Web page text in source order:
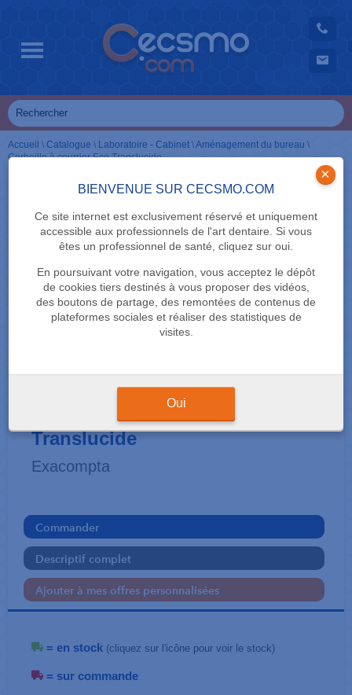
BIENVENUE SUR CECSMO.COM
Ce site internet est exclusivement réservé et uniquement
accessible aux professionnels de l'art dentaire. Si vous
êtes un professionnel de santé, cliquez sur oui.
En poursuivant votre navigation, vous acceptez le dépôt
de cookies tiers destinés à vous proposer des vidéos,
des boutons de partage, des remontées de contenus de
plateformes sociales et réaliser des statistiques de
visites.
×
Oui
Accueil \ Catalogue \ Laboratoire - Cabinet \Aménagement du bureau \
Corbeille à courrier Eco Translucide
Corbeille à courrier Eco
Translucide
Exacompta
Commander
Descriptif complet
Ajouter à mes offres personnalisées
= en stock (cliquez sur l'icône pour voir le stock)
= sur commande